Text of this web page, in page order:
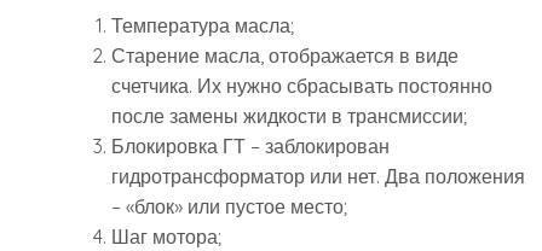
Температура масла;
Старение масла, отображается в виде
счетчика. Их нужно сбрасывать постоянно
после замены жидкости в трансмиссии;
Блокировка ГТ – заблокирован
гидротрансформатор или нет. Два положения
– «блок» или пустое место;
Шаг мотора;